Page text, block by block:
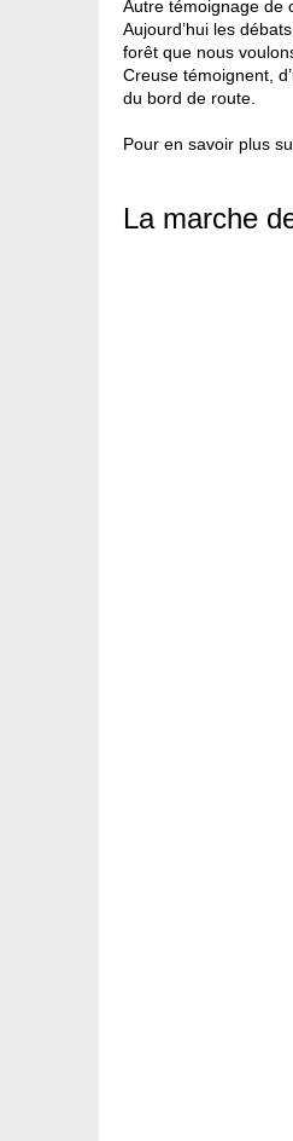
Autre témoignage de
Aujourd’hui les
forêt que nous
Creuse témoignent,
du bord de route.
Pour en savoir plus
La marche